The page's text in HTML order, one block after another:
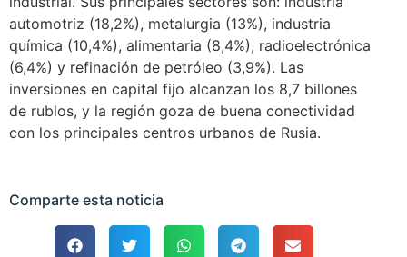
automotriz (18,2%), metalurgia (13%), industria
química (10,4%), alimentaria (8,4%), radioelectrónica
(6,4%) y refinación de petróleo (3,9%). Las
inversiones en capital fijo alcanzan los 8,7 billones
de rublos, y la región goza de buena conectividad
con los principales centros urbanos de Rusia.
Comparte esta noticia